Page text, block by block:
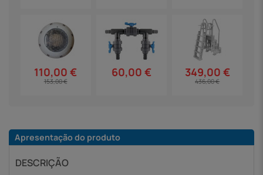
110,00 €
153,00 €
60,00 € 349,00 €
436,00 €
Apresentação do produto
DESCRIÇÃO